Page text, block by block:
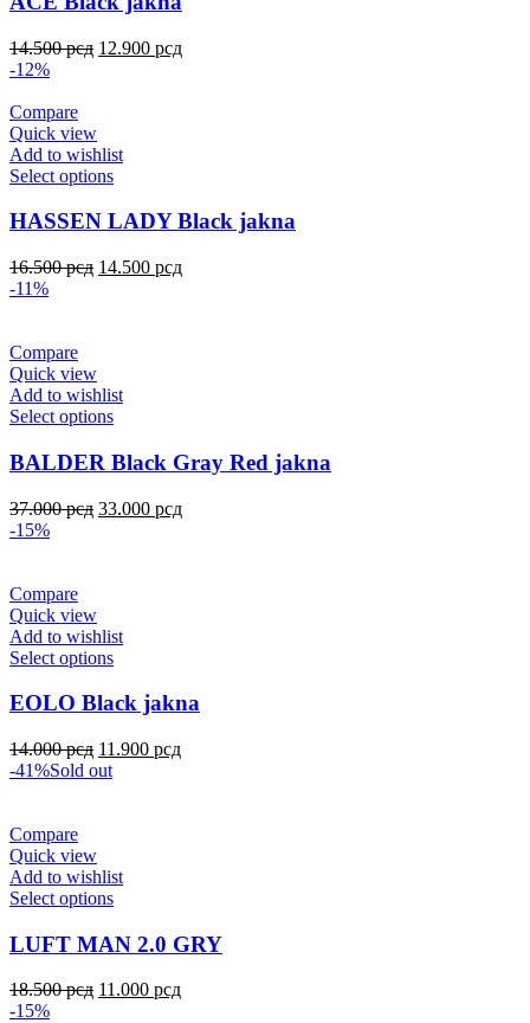
14.500рсд 12.900 рсд
-12%
Compare
Quick view
Add to wishlist
Select options
HASSEN LADY Black jakna
16.500рсд 14.500 рсд
-11%
Compare
Quick view
Add to wishlist
Select options
BALDER Black Gray Red jakna
37.000рсд 33.000 рсд
-15%
Compare
Quick view
Add to wishlist
Select options
EOLO Black jakna
14.000рсд 11.900 рсд
-41%Sold out
Compare
Quick view
Add to wishlist
Select options
LUFT MAN 2.0 GRY
18.500рсд 11.000 рсд
-15%